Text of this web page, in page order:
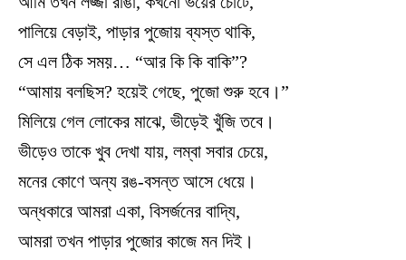
পালিয়ে বেড়াই, পাড়ার পুজোয় ব্যস্ত থাকি,
সে এল ঠিক সময়… “আর কি কি বাকি”?
“আমায় বলছিস? হয়েই গেছে, পুজো শুরু হবে।”
মিলিয়ে গেল লোকের মাঝে, ভীড়েই খুঁজি তবে।
ভীড়েও তাকে খুব দেখা যায়, লম্বা সবার চেয়ে,
মনের কোণে অন্য রঙ-বসন্ত আসে ধেয়ে।
অন্ধকারে আমরা একা, বিসর্জনের বাদ্যি,
আমরা তখন পাড়ার পুজোর কাজে মন দিই।